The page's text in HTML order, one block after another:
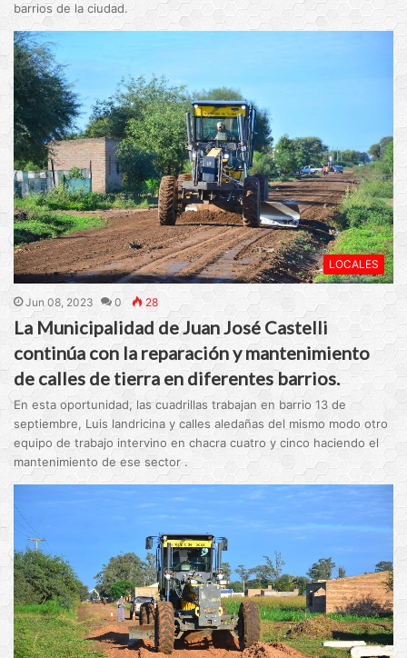
barrios de la ciudad.
LOCALES
Jun 08, 2023 0 28
La Municipalidad de Juan José Castelli
continúa con la reparación y mantenimiento
de calles de tierra en diferentes barrios.
En esta oportunidad, las cuadrillas trabajan en barrio 13 de
septiembre, Luis landricina y calles aledañas del mismo modo otro
equipo de trabajo intervino en chacra cuatro y cinco haciendo el
mantenimiento de ese sector .